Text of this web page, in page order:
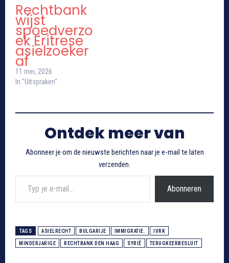
Rechtbank
wijst
spoedverzo
ek Eritrese
asielzoeker
af
11 mei, 2026
In "Uitspraken"
Ontdek meer van
Abonneer je om de nieuwste berichten naar je e-mail te laten
verzenden.
Typ je e-mail...
Abonneren
TAGS ASIELRECHT BULGARIJE IMMIGRATIE. IVRK
MINDERJARIGE RECHTBANK DEN HAAG SYRIË TERUGKEERBESLUIT